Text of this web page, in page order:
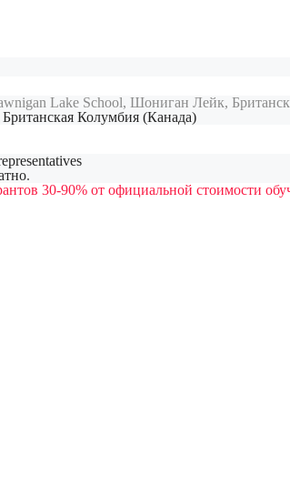
Lake School, Шониган Лейк,
Колумбия (Канада)
.
30-90% от официальной стоимости